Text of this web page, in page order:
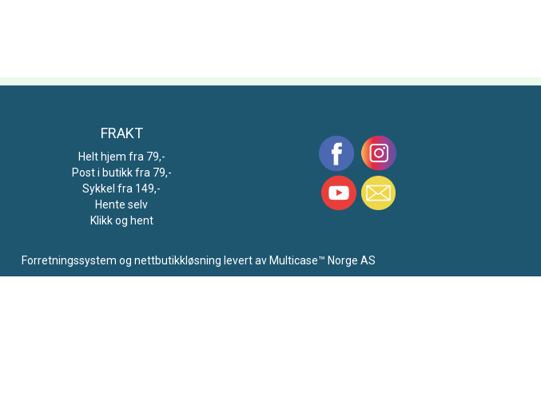
FRAKT
Helt hjem fra 79,-
Post i butikk fra 79,-
Sykkel fra 149,-
Hente selv
Klikk og hent
Forretningssystem ognettbutikkløsning levert av Multicase™ Norge AS